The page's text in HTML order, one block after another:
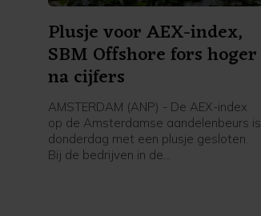
Plusje voor AEX-index,
SBM Offshore fors hoger
na cijfers
AMSTERDAM (ANP) - De AEX-index
op de Amsterdamse aandelenbeurs is
donderdag met een plusje gesloten.
Bij de bedrijven in de